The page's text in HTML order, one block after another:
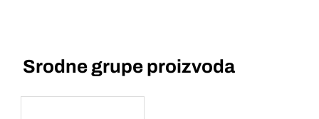
Srodne grupe proizvoda